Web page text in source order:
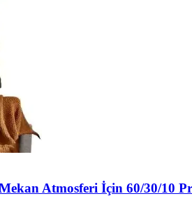
Atmosferi İçin 60/30/10